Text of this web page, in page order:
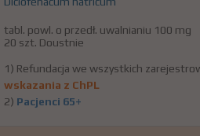
tabl. powl. o przedł. uwalnianiu 100 mg
20 szt. Doustnie
1) Refundacja we wszystkich
wskazania z ChPL
2) Pacjenci 65+